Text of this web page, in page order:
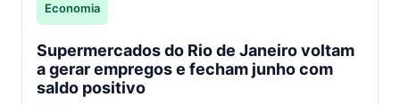
Economia
Supermercados do Rio de Janeiro voltam
a gerar empregos e fecham junho com
saldo positivo